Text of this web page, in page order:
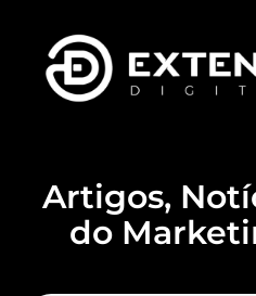
Artigos,
do